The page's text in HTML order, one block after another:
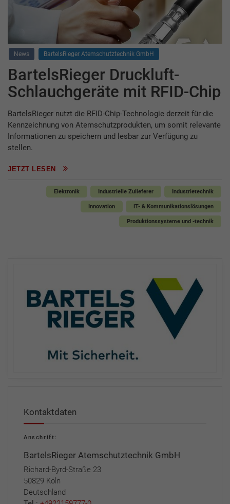
News BartelsRieger Atemschutztechnik GmbH
BartelsRieger Druckluft-
Schlauchgeräte mit RFID-Chip
BartelsRieger nutzt die RFID-Chip-Technologie derzeit für die
Kennzeichnung von Atemschutzprodukten, um somit relevante
Informationen zu speichern und lesbar zur Verfügung zu
stellen.
JETZT LESEN
Elektronik Industrielle Zulieferer Industrietechnik
Innovation IT- & Kommunikationslösungen
Produktionssysteme und -technik
Kontaktdaten
Anschrift:
BartelsRieger Atemschutztechnik GmbH
Richard-Byrd-Straße 23
50829 Köln
Deutschland